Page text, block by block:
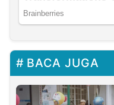
BACA JUGA